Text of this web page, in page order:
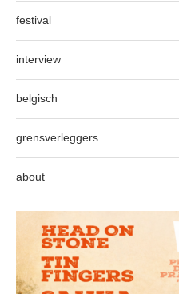
festival
interview
belgisch
grensverleggers
about